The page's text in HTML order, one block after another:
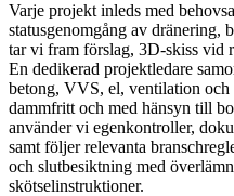
Varje projekt inleds med
statusgenomgång av dränering,
tar vi fram förslag, 3D-skiss vid
En dedikerad projektledare
betong, VVS, el, ventilation
dammfritt och med hänsyn till
använder vi egenkontroller,
samt följer relevanta
och slutbesiktning med
skötselinstruktioner.